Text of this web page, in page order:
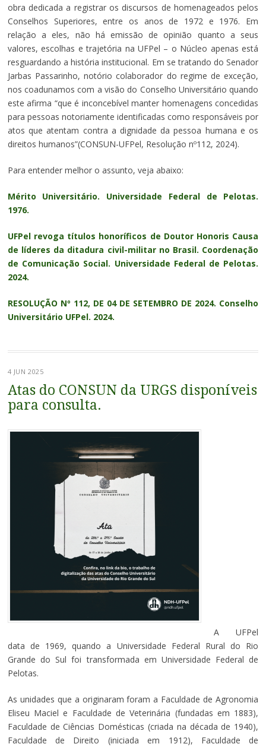
obra dedicada a registrar os discursos de homenageados pelos
Conselhos Superiores, entre os anos de 1972 e 1976. Em
relação a eles, não há emissão de opinião quanto a seus
valores, escolhas e trajetória na UFPel – o Núcleo apenas está
resguardando a história institucional. Em se tratando do Senador
Jarbas Passarinho, notório colaborador do regime de exceção,
nos coadunamos com a visão do Conselho Universitário quando
este afirma “que é inconcebível manter homenagens concedidas
para pessoas notoriamente identificadas como responsáveis por
atos que atentam contra a dignidade da pessoa humana e os
direitos humanos”(CONSUN-UFPel, Resolução nº112, 2024).
Para entender melhor o assunto, veja abaixo:
Mérito Universitário. Universidade Federal de Pelotas.
1976.
UFPel revoga títulos honoríficos de Doutor Honoris Causa
de líderes da ditadura civil-militar no Brasil. Coordenação
de Comunicação Social. Universidade Federal de Pelotas.
2024.
RESOLUÇÃO Nº 112, DE 04 DE SETEMBRO DE 2024. Conselho
Universitário UFPel. 2024.
4 JUN 2025
Atas do CONSUN da URGS disponíveis
para consulta.
A UFPel
data de 1969, quando a Universidade Federal Rural do Rio
Grande do Sul foi transformada em Universidade Federal de
Pelotas.
As unidades que a originaram foram a Faculdade de Agronomia
Eliseu Maciel e Faculdade de Veterinária (fundadas em 1883),
Faculdade de Ciências Domésticas (criada na década de 1940),
Faculdade de Direito (iniciada em 1912), Faculdade de